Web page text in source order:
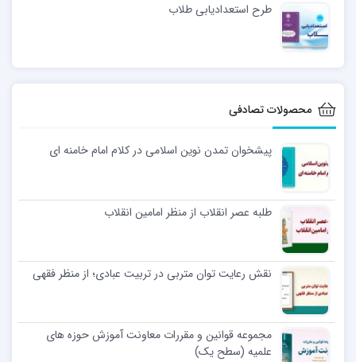
طرح استعدادیابی طلاب
محصولات تصادفی
پیشخوان تمدن نوین اسلامی در کلام امام خامنه ای
طلبه عصر انقلاب از منظر امامین انقلاب
نقش رعایت توان متربی در تربیت عبادی؛ از منظر فقهی
مجموعه قوانین و مقررات معاونت آموزش حوزه های
علمیه (سطح یک)